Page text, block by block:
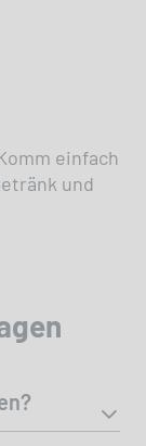
einfach
und